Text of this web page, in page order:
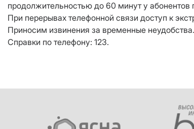
продолжительностью до 60 минут у абонентов
При перерывах телефонной связи доступ к
Приносим извинения за временные неудобства.
Справки по телефону: 123.